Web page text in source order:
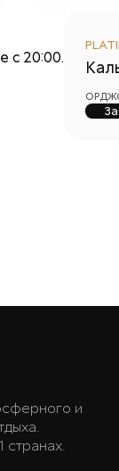
c 20:00.
и
странах.